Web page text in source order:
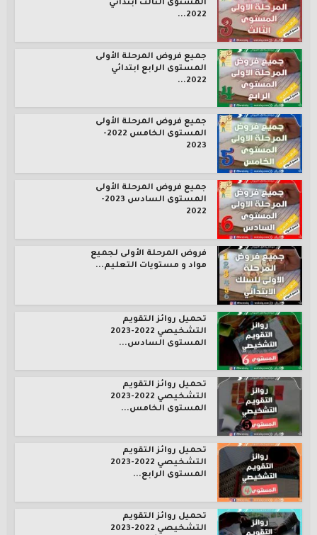
المستوى الثالث ابتدائي
2022...
جميع فروض المرحلة الأولى
المستوى الرابع ابتدائي
2022...
جميع فروض المرحلة الأولى
المستوى الخامس 2022-
2023
جميع فروض المرحلة الأولى
المستوى السادس 2023-
2022
فروض المرحلة الأولى لجميع
مواد و مستويات التعليم...
تحميل روائز التقويم
التشخيصي 2022-2023
المستوى السادس...
تحميل روائز التقويم
التشخيصي 2022-2023
المستوى الخامس...
تحميل روائز التقويم
التشخيصي 2022-2023
المستوى الرابع...
تحميل روائز التقويم
التشخيصي 2022-2023